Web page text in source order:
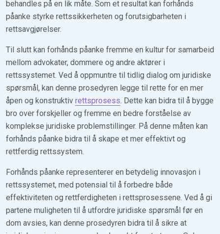
behandles på en lik måte. Som et resultat kan forhånds
påanke styrke rettssikkerheten og forutsigbarheten i
rettsavgjørelser.
Til slutt kan forhånds påanke fremme en kultur for samarbeid
mellom advokater, dommere og andre aktører i
rettssystemet. Ved å oppmuntre til tidlig dialog om juridiske
spørsmål, kan denne prosedyren legge til rette for en mer
åpen og konstruktiv rettsprosess. Dette kan bidra til å bygge
bro over forskjeller og fremme en bedre forståelse av
komplekse juridiske problemstillinger. På denne måten kan
forhånds påanke bidra til å skape et mer effektivt og
rettferdig rettssystem.
Forhånds påanke representerer en betydelig innovasjon i
rettssystemet, med potensial til å forbedre både
effektiviteten og rettferdigheten i rettsprosessene. Ved å gi
partene muligheten til å utfordre juridiske spørsmål før en
dom avsies, kan denne prosedyren bidra til å sikre at